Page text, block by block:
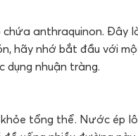
anthraquinon. Đây
hãy nhớ bắt đầu với
dụng nhuận tràng.
tổng thể. Nước ép